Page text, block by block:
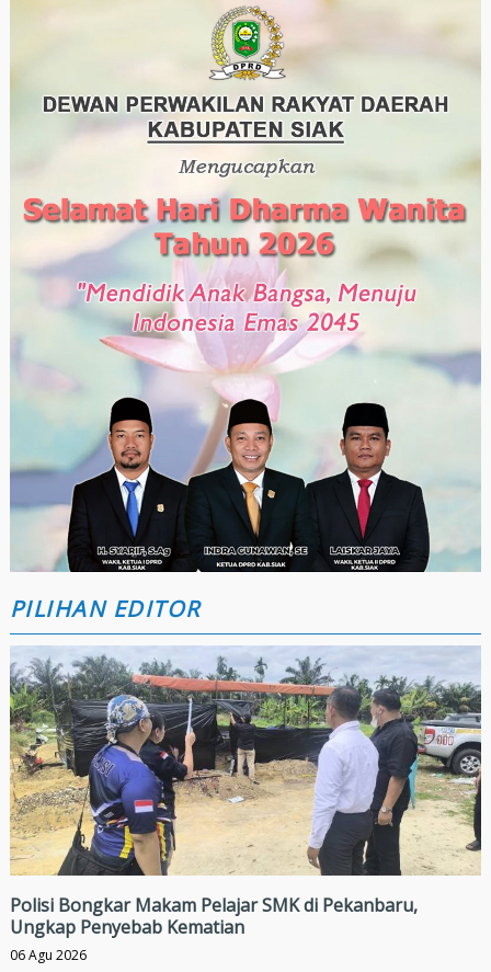
PILIHAN EDITOR
Polisi Bongkar Makam Pelajar SMK di Pekanbaru,
Ungkap Penyebab Kematian
06 Agu 2026